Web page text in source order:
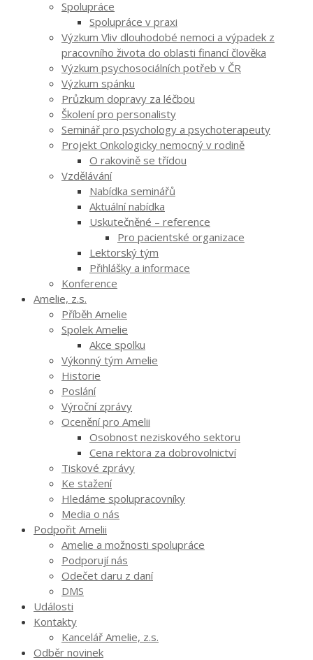
Spolupráce
Spolupráce v praxi
Výzkum Vliv dlouhodobé nemoci a výpadek z
pracovního života do oblasti financí člověka
Výzkum psychosociálních potřeb v ČR
Výzkum spánku
Průzkum dopravy za léčbou
Školení pro personalisty
Seminář pro psychology a psychoterapeuty
Projekt Onkologicky nemocný v rodině
O rakovině se třídou
Vzdělávání
Nabídka seminářů
Aktuální nabídka
Uskutečněné – reference
Pro pacientské organizace
Lektorský tým
Přihlášky a informace
Konference
Amelie, z.s.
Příběh Amelie
Spolek Amelie
Akce spolku
Výkonný tým Amelie
Historie
Poslání
Výroční zprávy
Ocenění pro Amelii
Osobnost neziskového sektoru
Cena rektora za dobrovolnictví
Tiskové zprávy
Ke stažení
Hledáme spolupracovníky
Media o nás
Podpořit Amelii
Amelie a možnosti spolupráce
Podporují nás
Odečet daru z daní
DMS
Události
Kontakty
Kancelář Amelie, z.s.
Odběr novinek